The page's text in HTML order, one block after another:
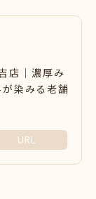
店｜濃厚み
染みる老舗
URL